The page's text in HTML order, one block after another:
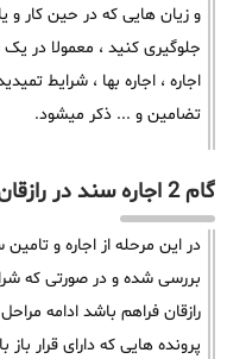
و زیان هایی که در حین کار و
جلوگیری کنید ، معمولا در
اجاره ، اجاره بها ، شرایط
تضامین و ... ذکر میشود.
گام 2 اجاره سند در رازقان (بررسی پرونده)
در این مرحله از اجاره و
بررسی شده و در صورتی که
رازقان فراهم باشد ادامه
پرونده هایی که دارای قرار